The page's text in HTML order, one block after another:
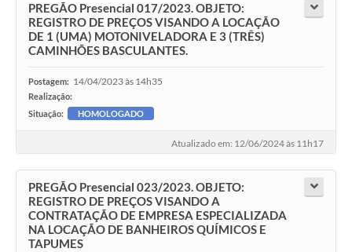
PREGÃO Presencial 017/2023. OBJETO:
REGISTRO DE PREÇOS VISANDO A LOCAÇÃO
DE 1 (UMA) MOTONIVELADORA E 3 (TRÊS)
CAMINHÕES BASCULANTES.
Postagem: 14/04/2023 às 14h35
Realização:
Situação:
HOMOLOGADO
Atualizado em: 12/06/2024 às 11h17
PREGÃO Presencial 023/2023. OBJETO:
REGISTRO DE PREÇOS VISANDO A
CONTRATAÇÃO DE EMPRESA ESPECIALIZADA
NA LOCAÇÃO DE BANHEIROS QUÍMICOS E
TAPUMES